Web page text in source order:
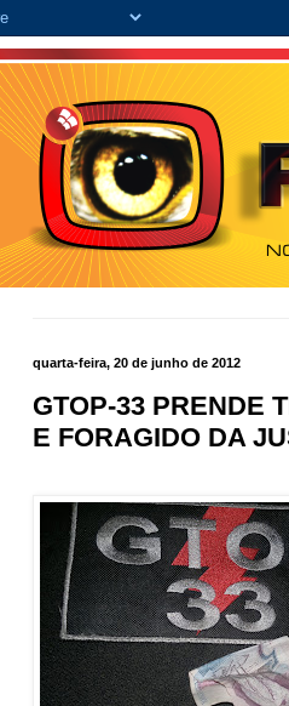
quarta-feira, 20 de junho de 2012
GTOP-33 PRENDE
E FORAGIDO DA